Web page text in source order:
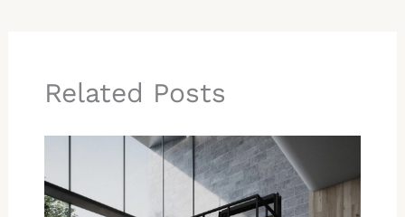
Related Posts